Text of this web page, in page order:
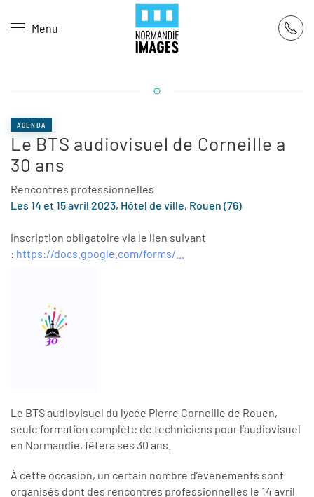
Skip to main content
Menu
AGENDA
Le BTS audiovisuel de Corneille a
30 ans
Rencontres professionnelles
Les 14 et 15 avril 2023, Hôtel de ville, Rouen (76)
inscription obligatoire via le lien suivant
: https://docs.google.com/forms/...
Le BTS audiovisuel du lycée Pierre Corneille de Rouen,
seule formation complète de techniciens pour l’audiovisuel
en Normandie, fêtera ses 30 ans.
À cette occasion, un certain nombre d’événements sont
organisés dont des rencontres professionnelles le 14 avril
Panneau de gestion des cookies